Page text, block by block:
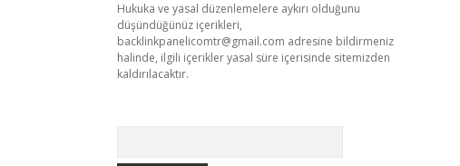
Hukuka ve yasal düzenlemelere aykırı olduğunu
düşündüğünüz içerikleri,
backlinkpanelicomtr@gmail.com adresine bildirmeniz
halinde, ilgili içerikler yasal süre içerisinde sitemizden
kaldırılacaktır.